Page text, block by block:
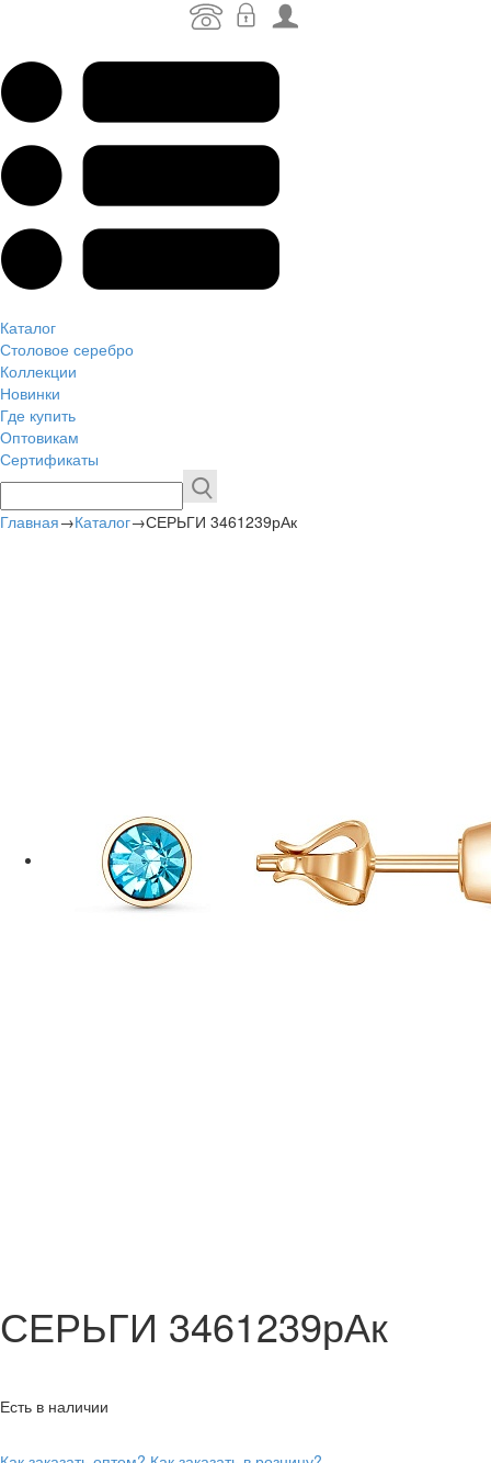
Каталог
Столовое серебро
Коллекции
Новинки
Где купить
Оптовикам
Сертификаты
Главная→Каталог→СЕРЬГИ 3461239рАк
СЕРЬГИ 3461239рАк
Есть в наличии